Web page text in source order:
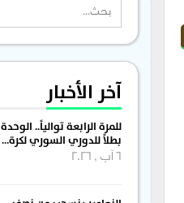
آخر الأخبار
للمرة الرابعة توالياً.. الوحدة
بطلاً للدوري السوري لكرة…
6 آب , 2026